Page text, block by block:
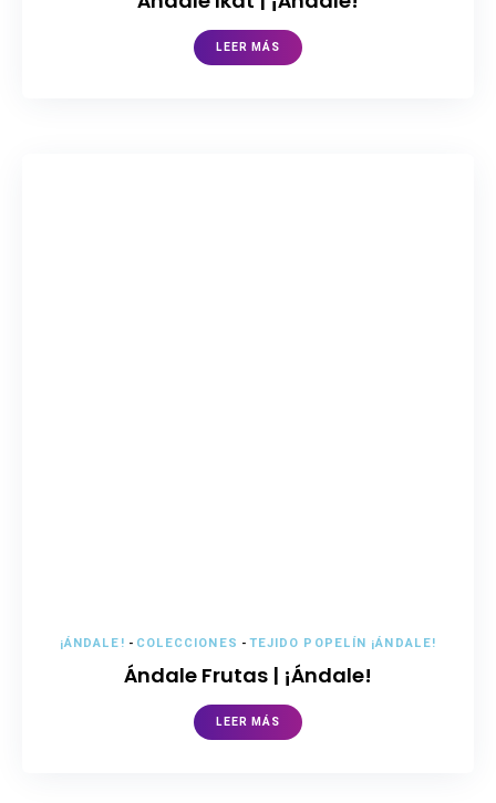
LEER MÁS
¡ÁNDALE! - COLECCIONES -TEJIDO POPELÍN ¡ÁNDALE!
Ándale Frutas | ¡Ándale!
LEER MÁS